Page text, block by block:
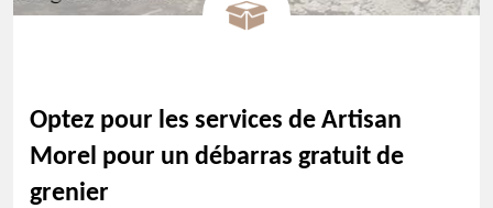
Optez pour les services de Artisan
Morel pour un débarras gratuit de
grenier